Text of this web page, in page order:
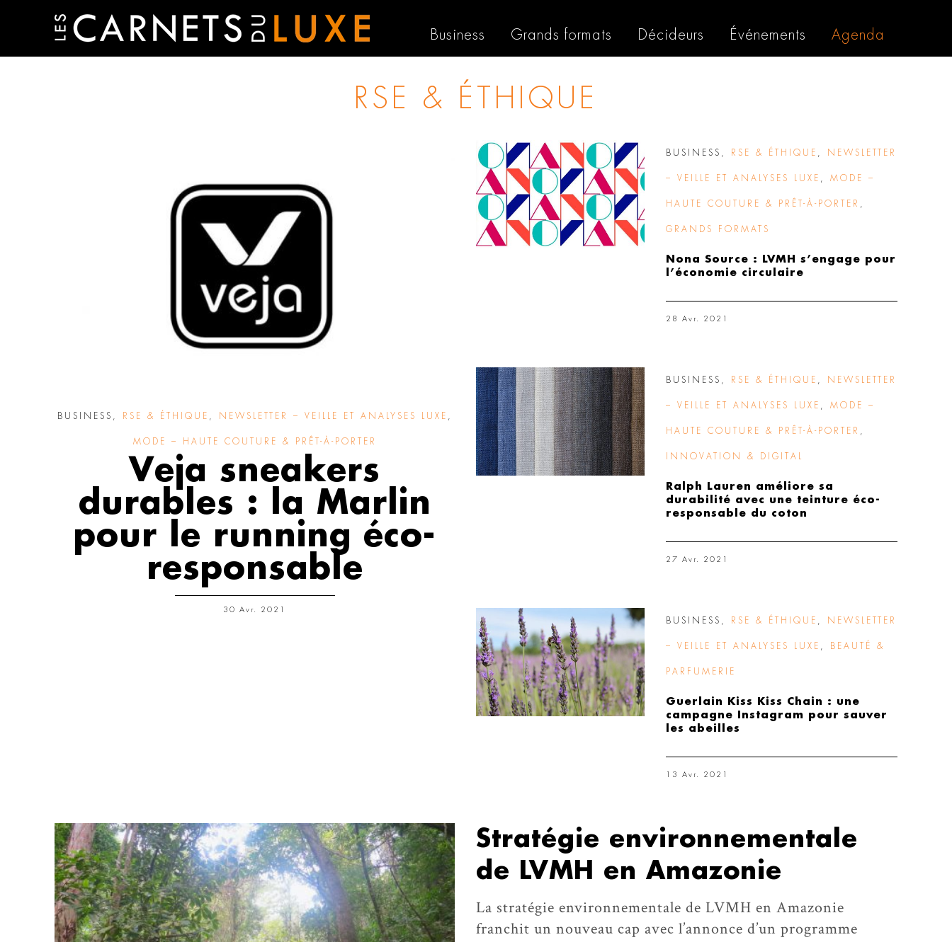
Business Grands formats Décideurs Événements Agenda
RSE & ÉTHIQUE
BUSINESS RSE & ÉTHIQUE NEWSLETTER – VEILLE ET ANALYSES LUXE
MODE – HAUTE COUTURE & PRÊT-À-PORTER
Veja sneakers
durables : la Marlin
pour le running éco-
responsable
30 Avr. 2021
BUSINESS RSE & ÉTHIQUE NEWSLETTER
– VEILLE ET ANALYSES LUXE MODE –
HAUTE COUTURE & PRÊT-À-PORTER
GRANDS FORMATS
Nona Source : LVMH s’engage pour
l’économie circulaire
28 Avr. 2021
BUSINESS RSE & ÉTHIQUE NEWSLETTER
– VEILLE ET ANALYSES LUXE MODE –
HAUTE COUTURE & PRÊT-À-PORTER
INNOVATION & DIGITAL
Ralph Lauren améliore sa
durabilité avec une teinture éco-
responsable du coton
27 Avr. 2021
BUSINESS RSE & ÉTHIQUE NEWSLETTER
– VEILLE ET ANALYSES LUXE BEAUTÉ &
PARFUMERIE
Guerlain Kiss Kiss Chain : une
campagne Instagram pour sauver
les abeilles
13 Avr. 2021
Stratégie environnementale
de LVMH en Amazonie
La stratégie environnementale de LVMH en Amazonie
franchit un nouveau cap avec l’annonce d’un programme